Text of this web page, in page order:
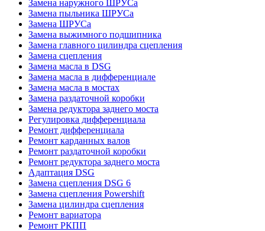
Замена наружного ШРУСа
Замена пыльника ШРУСа
Замена ШРУСа
Замена выжимного подшипника
Замена главного цилиндра сцепления
Замена сцепления
Замена масла в DSG
Замена масла в дифференциале
Замена масла в мостах
Замена раздаточной коробки
Замена редуктора заднего моста
Регулировка дифференциала
Ремонт дифференциала
Ремонт карданных валов
Ремонт раздаточной коробки
Ремонт редуктора заднего моста
Адаптация DSG
Замена сцепления DSG 6
Замена сцепления Powershift
Замена цилиндра сцепления
Ремонт вариатора
Ремонт РКПП